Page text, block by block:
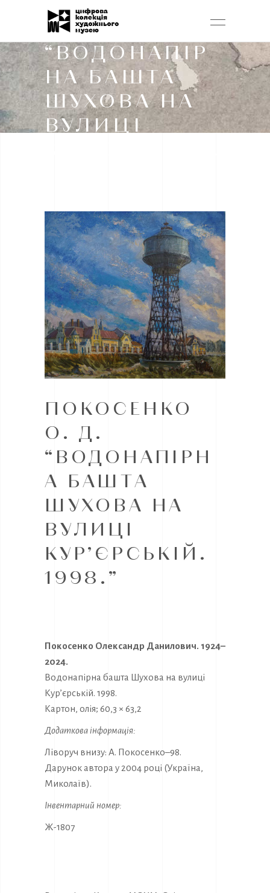
О. Д.
“ВОДОНАПІР
НА БАШТА
ШУХОВА НА
ВУЛИЦІ
ПОКОСЕНКО
О. Д.
“ВОДОНАПІРН
А БАШТА
ШУХОВА НА
ВУЛИЦІ
КУР’ЄРСЬКІЙ.
1998.”
Покосенко Олександр Данилович. 1924–
2024.
Водонапірна башта Шухова на вулиці
Кур’єрській. 1998.
Картон, олія; 60,3 × 63,2
Додаткова інформація:
Ліворуч внизу: А. Покосенко–98.
Дарунок автора у 2004 році (Україна,
Миколаїв).
Інвентарний номер:
Ж-1807